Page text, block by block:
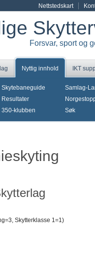
Nettstedskart
Forsvar, sport og
Nyttig innhold IKT
Skytebaneguide
Resultater
350-klubben
Samlag-
Søk
Skytterklasse 1=1)